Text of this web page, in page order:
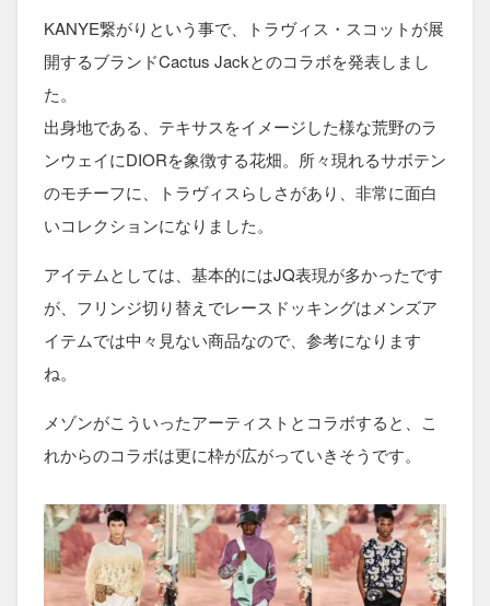
KANYE繋がりという事で、トラヴィス・スコットが展
開するブランドCactus Jackとのコラボを発表しまし
た。
出身地である、テキサスをイメージした様な荒野のラ
ンウェイにDIORを象徴する花畑。所々現れるサボテン
のモチーフに、トラヴィスらしさがあり、非常に面白
いコレクションになりました。
アイテムとしては、基本的にはJQ表現が多かったです
が、フリンジ切り替えでレースドッキングはメンズア
イテムでは中々見ない商品なので、参考になります
ね。
メゾンがこういったアーティストとコラボすると、こ
れからのコラボは更に枠が広がっていきそうです。